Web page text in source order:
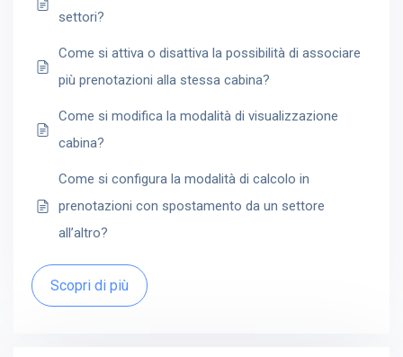
settori?
Come si attiva o disattiva la possibilità di associare
più prenotazioni alla stessa cabina?
Come si modifica la modalità di visualizzazione
cabina?
Come si configura la modalità di calcolo in
prenotazioni con spostamento da un settore
all’altro?
Scopri di più